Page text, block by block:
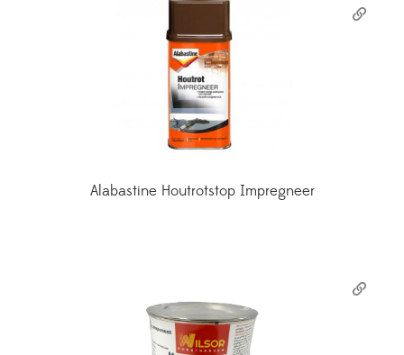
Alabastine Houtrotstop Impregneer